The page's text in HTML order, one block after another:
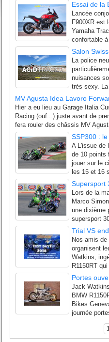
Essai de la
Lancée
F900XR est
Yamaha
confortable
Salon
La police
nuisances
très sexy.
MV Agusta Idea Lavoro
Hier a eu lieu au Garage Italia
Racing (ouf...) juste avant de
fera rouler des châssis MV
SSP300 :
A L'issue de
de 10 points
jouer sur le
les 15 et 16
Supersport
Lors de la
Marco
une dixième
supersport
Trial VS
Nos amis
organisent
Watkins,
R1150RT
Portes
Jack
BMW
Bikes
journée